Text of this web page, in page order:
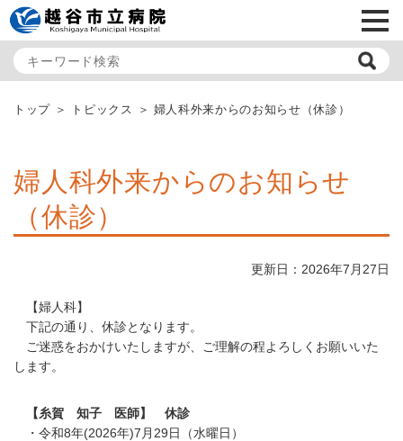
トップ トピックス 婦人科外来からのお知らせ（休診）
婦人科外来からのお知らせ
（休診）
更新日：2026年7月27日
【婦人科】
下記の通り、休診となります。
ご迷惑をおかけいたしますが、ご理解の程よろしくお願いいた
します。
【糸賀 知子 医師】 休診
・令和8年(2026年)7月29日（水曜日）